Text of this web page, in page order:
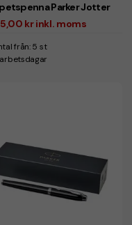
Parker Jotter
kr inkl. moms
från: 5 st